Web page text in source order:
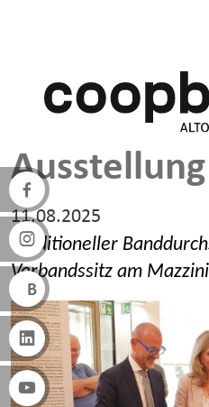
11.08.2025
Traditioneller
Verbandssitz am